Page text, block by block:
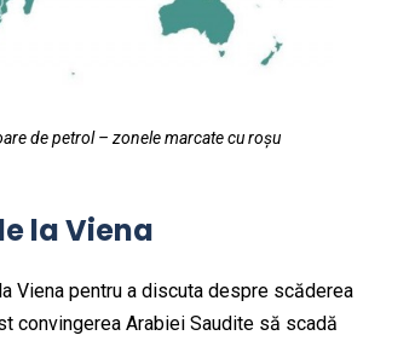
de petrol – zonele marcate cu roșu
la Viena
Viena pentru a discuta despre scăderea
convingerea Arabiei Saudite să scadă